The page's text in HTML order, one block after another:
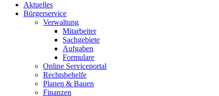
Aktuelles
Bürgerservice
Verwaltung
Mitarbeiter
Sachgebiete
Aufgaben
Formulare
Online Serviceportal
Rechtsbehelfe
Planen & Bauen
Finanzen